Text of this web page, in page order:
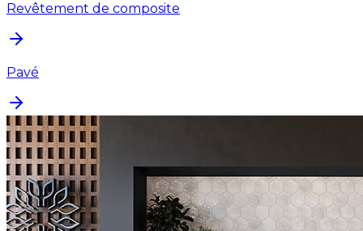
Revêtement de composite
Pavé